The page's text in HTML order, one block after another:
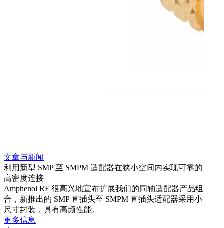
文章与新闻
利用新型 SMP 至 SMPM 适配器在狭小空间内实现可靠的
高密度连接
Amphenol RF 很高兴地宣布扩展我们的同轴适配器产品组
合，新推出的 SMP 直插头至 SMPM 直插头适配器采用小
尺寸封装，具有高频性能。
更多信息